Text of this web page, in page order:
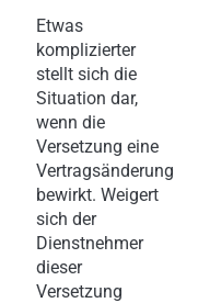
Etwas
komplizierter
stellt sich die
Situation dar,
wenn die
Versetzung eine
Vertragsänderung
bewirkt. Weigert
sich der
Dienstnehmer
dieser
Versetzung